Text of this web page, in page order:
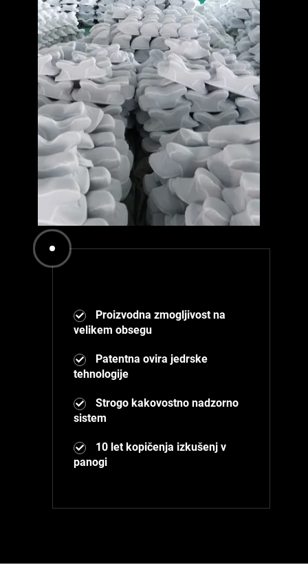
Proizvodna zmogljivost na
velikem obsegu
Patentna ovira jedrske
tehnologije
Strogo kakovostno nadzorno
sistem
10 let kopičenja izkušenj v
panogi